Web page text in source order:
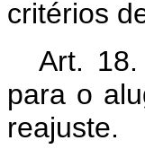
critérios
Art.
para o
reajuste.